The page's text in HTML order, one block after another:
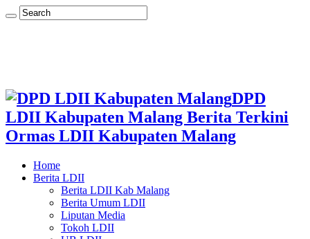
DPD
LDII Kabupaten Malang Berita Terkini
Ormas LDII Kabupaten Malang
Home
Berita LDII
Berita LDII Kab Malang
Berita Umum LDII
Liputan Media
Tokoh LDII